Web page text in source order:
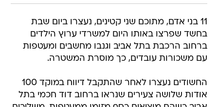
11 בני אדם, מתוכם שני קטינים, נעצרו ביום שבת
בחשד שפרצו באותו היום למשרדי ערוץ הילדים
ברחוב הרכבת בתל אביב וגנבו מחשבים ומעטפות
עם משכורות עובדים, כך מוסרת המשטרה.
החשודים נעצרו לאחר שהתקבל דיווח במוקד 100
אודות שלושה צעירים שנראו ברחוב דוד חכמי בתל